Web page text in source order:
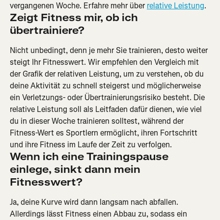
vergangenen Woche. Erfahre mehr über relative Leistung.
Zeigt Fitness mir, ob ich
übertrainiere?
Nicht unbedingt, denn je mehr Sie trainieren, desto weiter
steigt Ihr Fitnesswert. Wir empfehlen den Vergleich mit
der Grafik der relativen Leistung, um zu verstehen, ob du
deine Aktivität zu schnell steigerst und möglicherweise
ein Verletzungs- oder Übertrainierungsrisiko besteht. Die
relative Leistung soll als Leitfaden dafür dienen, wie viel
du in dieser Woche trainieren solltest, während der
Fitness-Wert es Sportlern ermöglicht, ihren Fortschritt
und ihre Fitness im Laufe der Zeit zu verfolgen.
Wenn ich eine Trainingspause
einlege, sinkt dann mein
Fitnesswert?
Ja, deine Kurve wird dann langsam nach abfallen.
Allerdings lässt Fitness einen Abbau zu, sodass ein